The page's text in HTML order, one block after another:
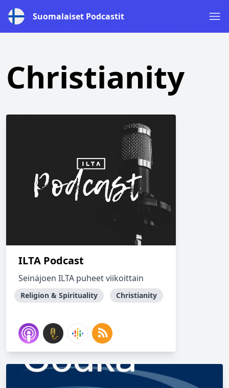
Suomalaiset Podcastit
Christianity
ILTA Podcast
Seinäjoen ILTA puheet viikoittain
Religion & Spirituality Christianity